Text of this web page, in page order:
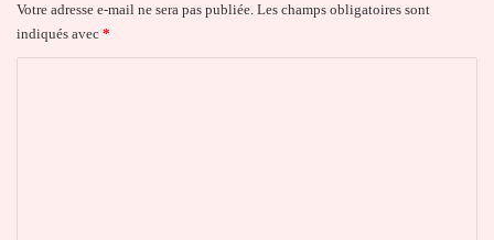
Votre adresse e-mail ne sera pas publiée. Les champs obligatoires sont
indiqués avec *